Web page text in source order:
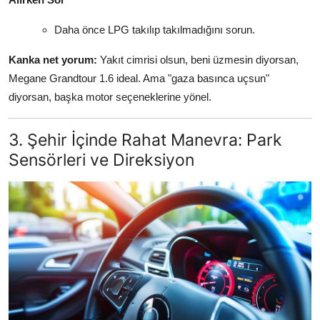
Daha önce LPG takılıp takılmadığını sorun.
Kanka net yorum: Yakıt cimrisi olsun, beni üzmesin diyorsan,
Megane Grandtour 1.6 ideal. Ama "gaza basınca uçsun"
diyorsan, başka motor seçeneklerine yönel.
3. Şehir İçinde Rahat Manevra: Park
Sensörleri ve Direksiyon